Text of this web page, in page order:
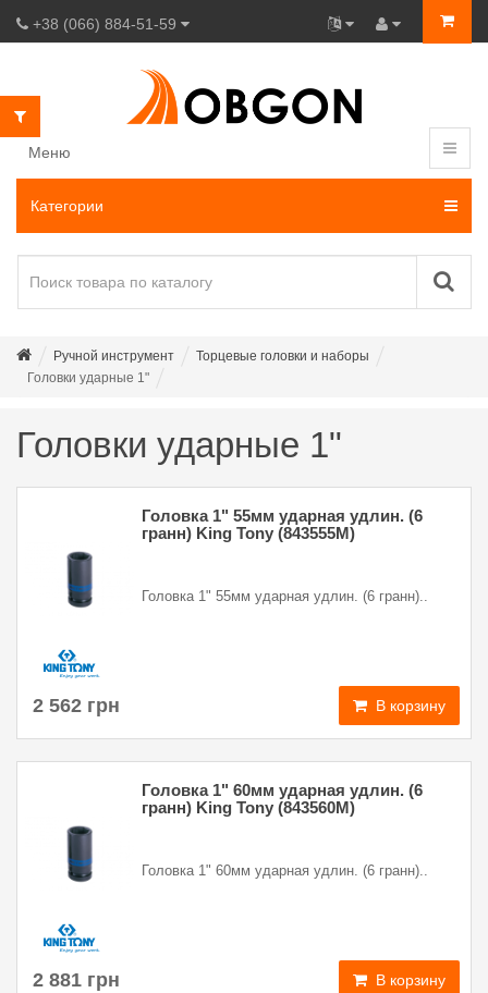
+38 (066) 884-51-59
Меню
Категории
Ручной инструмент
Торцевые головки и наборы
Головки ударные 1"
Головки ударные 1"
Головка 1" 55мм ударная удлин. (6
гранн) King Tony (843555M)
Головка 1" 55мм ударная удлин. (6 гранн)..
2 562 грн В корзину
Головка 1" 60мм ударная удлин. (6
гранн) King Tony (843560M)
Головка 1" 60мм ударная удлин. (6 гранн)..
2 881 грн В корзину